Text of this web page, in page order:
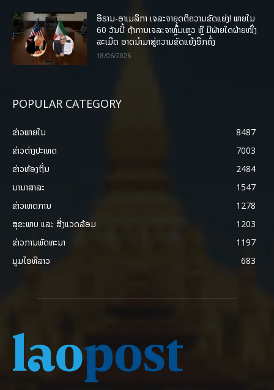
ອີຣານ-ອາເມລິກາ ເຈລະຈາຍຸດຕິຄວາມຂັດແຍ່ງ! ພາຍໃນ
60 ວັນນີ້ ຖ້າການເຈລະຈາຫຼົ້ມເຫຼວ ຫຼື ມີຝ່າຍໃດຝ່າຍໜຶ່ງ
ລະເມີດ ອາດນໍາມາສູ່ຄວາມຂັດແຍ້ງອີກຄັ້ງ
18/06/2026
POPULAR CATEGORY
ຂ່າວພາຍ​ໃນ
8487
ຂ່າວຕ່າງປະເທດ
7003
ຂ່າວທ້ອງຖິ່ນ
2484
ນານາສາລະ
1547
ຂ່າວເຫດການ
1278
ສຸຂະພາບ ແລະ ສີ່ງແວດລ້ອມ
1203
ຂ່າວການພັດທະນາ
1197
ມູມໄອທີລາວ
683